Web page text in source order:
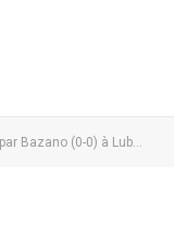
(0-0) à Lubumbashi